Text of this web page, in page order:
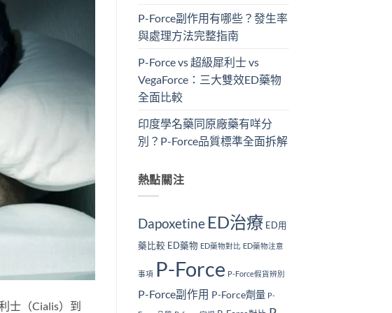
士（Cialis）到
P-Force副作用有哪些？發生率
與處理方法完整指南
P-Force vs 超級犀利士 vs
VegaForce：三大雙效ED藥物
全面比較
印度學名藥同原廠藥有咩分
別？P-Force品質標準全面拆解
熱點關注
Dapoxetine ED治療 ED用
藥比較 ED藥物 ED藥物對比 ED藥物注意
事項 P-Force P-Force假貨辨別
P-Force副作用 P-Force劑量 P-